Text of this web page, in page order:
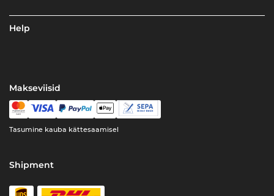
Help
Makseviisid
Tasumine kauba kättesaamisel
Shipment